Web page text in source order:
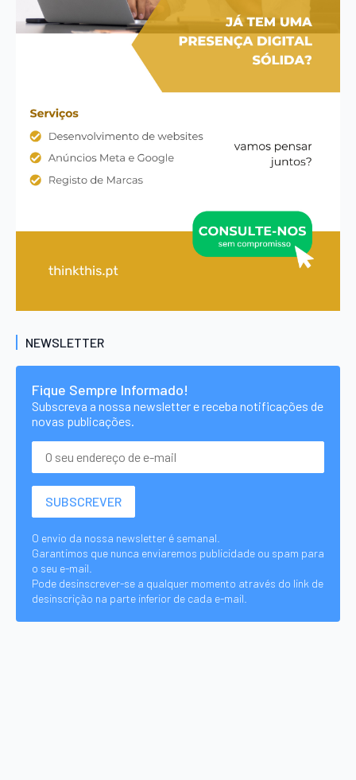
NEWSLETTER
Fique Sempre Informado!
Subscreva a nossa newsletter e receba notificações de
novas publicações.
O envio da nossa newsletter é semanal.
Garantimos que nunca enviaremos publicidade ou spam para
o seu e-mail.
Pode desinscrever-se a qualquer momento através do link de
desinscrição na parte inferior de cada e-mail.